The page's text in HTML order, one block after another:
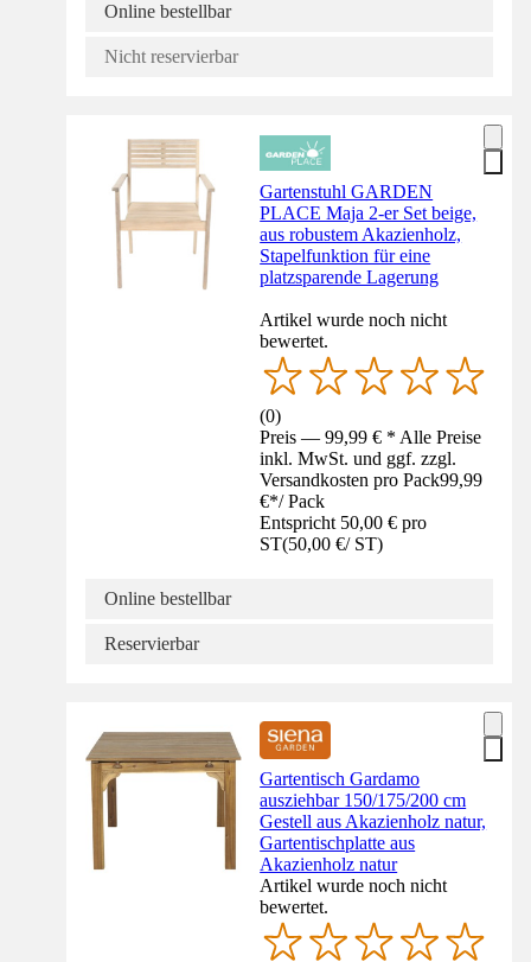
Online bestellbar
Nicht reservierbar
Gartenstuhl GARDEN
PLACE Maja 2-er Set beige,
aus robustem Akazienholz,
Stapelfunktion für eine
platzsparende Lagerung
Artikel wurde noch nicht
bewertet.
(0)
Preis — 99,99 € * Alle Preise
inkl. MwSt. und ggf. zzgl.
Versandkosten pro Pack99,99
€*/ Pack
Entspricht 50,00 € pro
ST(50,00 €/ ST)
Online bestellbar
Reservierbar
Gartentisch Gardamo
ausziehbar 150/175/200 cm
Gestell aus Akazienholz natur,
Gartentischplatte aus
Akazienholz natur
Artikel wurde noch nicht
bewertet.